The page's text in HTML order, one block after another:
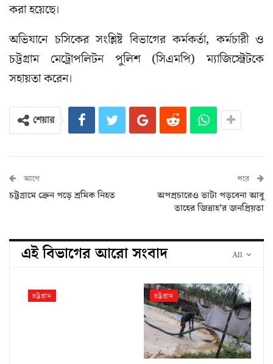
করা হয়েছে।
অভিযানে চসিকের সংশ্লিষ্ট বিভাগের কর্মকর্তা, কর্মচারী ও
চট্টগ্রাম মেট্রোপলিটন পুলিশ (সিএমপি) ম্যাজিস্ট্রেটকে
সহায়তা করেন।
শেয়ার
আগে
চট্টগ্রামে ক্রেন পড়ে শ্রমিক নিহত
পরে
অপপ্রচারেও ভাটা পড়বেনা আবু
তাহের জিন্নাহ’র জনপ্রিয়তা
All
এই বিভাগের আরো সংবাদ
চট্টগ্রাম চট্টগ্রাম